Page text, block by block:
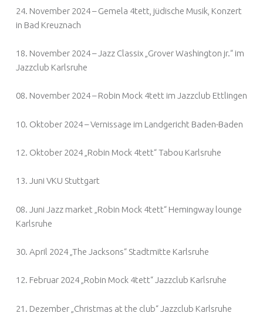
24. November 2024 – Gemela 4tett, jüdische Musik, Konzert
in Bad Kreuznach
18. November 2024 – Jazz Classix „Grover Washington jr.“ im
Jazzclub Karlsruhe
08. November 2024 – Robin Mock 4tett im Jazzclub Ettlingen
10. Oktober 2024 – Vernissage im Landgericht Baden-Baden
12. Oktober 2024 „Robin Mock 4tett“ Tabou Karlsruhe
13. Juni VKU Stuttgart
08. Juni Jazz market „Robin Mock 4tett“ Hemingway lounge
Karlsruhe
30. April 2024 „The Jacksons“ Stadtmitte Karlsruhe
12. Februar 2024 „Robin Mock 4tett“ Jazzclub Karlsruhe
21. Dezember „Christmas at the club“ Jazzclub Karlsruhe